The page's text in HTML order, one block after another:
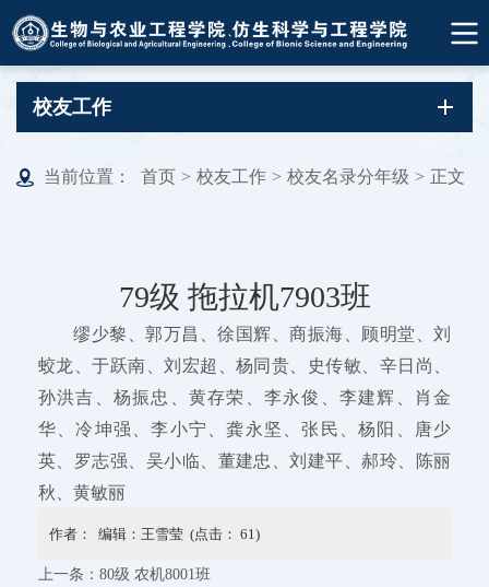
校友工作
当前位置： 首页 > 校友工作 > 校友名录分年级 > 正文
79级 拖拉机7903班
缪少黎、郭万昌、徐国辉、商振海、顾明堂、刘
蛟龙、于跃南、刘宏超、杨同贵、史传敏、辛日尚、
孙洪吉、杨振忠、黄存荣、李永俊、李建辉、肖金
华、冷坤强、李小宁、龚永坚、张民、杨阳、唐少
英、罗志强、吴小临、董建忠、刘建平、郝玲、陈丽
秋、黄敏丽
作者： 编辑：王雪莹 (点击： 61)
上一条： 80级 农机8001班